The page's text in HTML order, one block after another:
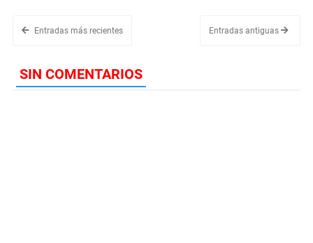
Entradas más recientes Entradas antiguas
SIN COMENTARIOS